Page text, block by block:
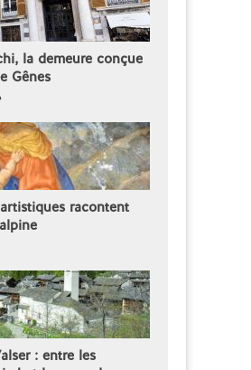
la demeure conçue
Gênes
racontent
: entre les